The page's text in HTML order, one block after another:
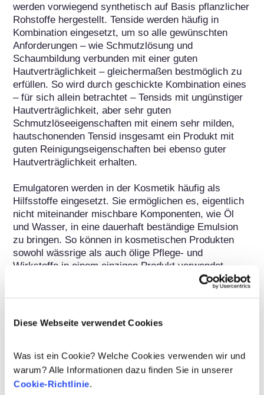
Diese Webseite verwendet Cookies
Was ist ein Cookie? Welche Cookies verwenden wir und
warum? Alle Informationen dazu finden Sie in unserer
Cookie-Richtlinie.
werden vorwiegend synthetisch auf Basis pflanzlicher
Rohstoffe hergestellt. Tenside werden häufig in
Kombination eingesetzt, um so alle gewünschten
Anforderungen – wie Schmutzlösung und
Schaumbildung verbunden mit einer guten
Hautverträglichkeit – gleichermaßen bestmöglich zu
erfüllen. So wird durch geschickte Kombination eines
– für sich allein betrachtet – Tensids mit ungünstiger
Hautverträglichkeit, aber sehr guten
Schmutzlöseeigenschaften mit einem sehr milden,
hautschonenden Tensid insgesamt ein Produkt mit
guten Reinigungseigenschaften bei ebenso guter
Hautverträglichkeit erhalten.
Emulgatoren werden in der Kosmetik häufig als
Hilfsstoffe eingesetzt. Sie ermöglichen es, eigentlich
nicht miteinander mischbare Komponenten, wie Öl
und Wasser, in eine dauerhaft beständige Emulsion
zu bringen. So können in kosmetischen Produkten
sowohl wässrige als auch ölige Pflege- und
Wirkstoffe in einem einzigen Produkt verwendet
werden. Emulgatoren sind dazu in der Lage, da ihre
Moleküle aus einem fettliebenden (lipophilen) und
Damit können sie die Grenzflächenspannung, die
werden insbesondere für Cremes, Lotionen und
Reinigungsmittel eingesetzt. Inzwischen sind
Emulgatoren allerdings weit mehr als nur Hilfsstoffe,